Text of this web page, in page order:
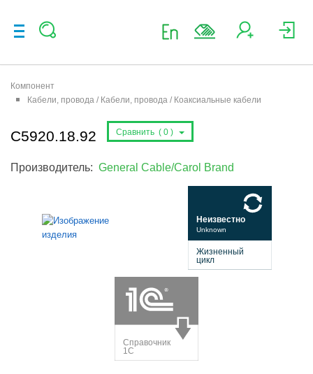
Компонент
Кабели, провода / Кабели, провода / Коаксиальные кабели
C5920.18.92 Сравнить ( 0 )
Производитель: General Cable/Carol Brand